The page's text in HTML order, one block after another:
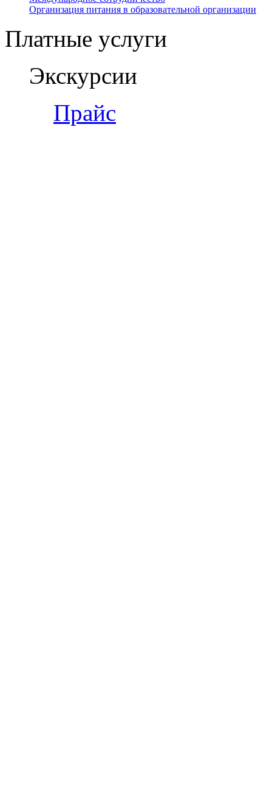
Организация питания в образовательной организации
Платные услуги
Экскурсии
Прайс